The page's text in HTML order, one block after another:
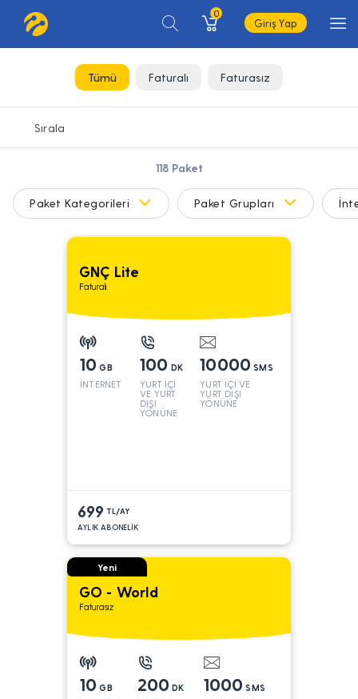
0
Giriş Yap
Tümü Faturalı Faturasız
118Paket
GNÇ Lite
Faturalı
10 GB
İNTERNET
100 DK
YURT İÇİ
VE YURT
DIŞI
YÖNÜNE
10000 SMS
YURT İÇİ VE
YURT DIŞI
YÖNÜNE
699 TL/AY
AYLIK ABONELİK
Yeni
GO - World
Faturasız
10 GB 200 DK 1000 SMS
Paket Kategorileri Paket Grupları